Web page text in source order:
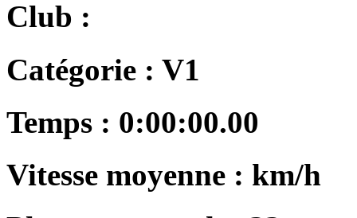
Club :
Catégorie : V1
Temps : 0:00:00.00
Vitesse moyenne : km/h